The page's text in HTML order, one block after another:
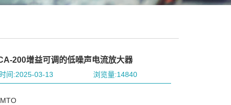
200增益可调的低噪声电流放大器
间:2025-03-13 浏览量:14840